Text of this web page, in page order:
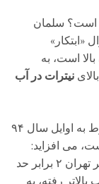
۲ برابر حد مجاز است؟ سلمان
«ابتکار»
است، به
نیترات در آب
ولایتی با اشاره به اینکه این میزان نیترات مربوط به اوایل سال ۹۴
نیست، می افزاید:
«میزان نیترات از خیابان انقلاب به پایین در شهر تهران ۲ برابر حد
رفته، به